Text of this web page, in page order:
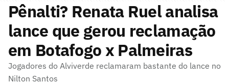
Pênalti? Renata Ruel analisa
lance que gerou reclamação
em Botafogo x Palmeiras
Jogadores do Alviverde reclamaram bastante do lance no
Nilton Santos